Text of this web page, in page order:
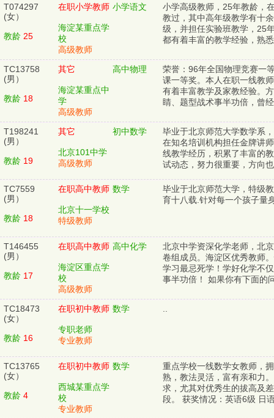
T074297
(女）
教龄 25
在职小学教师
海淀某重点学
校
高级教师
小学语文
小学高级教师，25年教龄，
教过，其中高年级教学有十
级，并担任实验班教学，25
都有着丰富的教学经验，熟
TC13758
(男）
教龄 18
其它
海淀某重点中
学
高级教师
高中物理
荣誉：96年全国物理竞赛一
课一等奖。本人在职一线教
有着丰富教学及家教经验。
睛、题型战术事半功倍，曾
T198241
(男）
教龄 19
其它
北京101中学
高级教师
初中数学
毕业于北京师范大学数学系
在知名培训机构担任金牌讲
线教学经历，积累了丰富的
试动态，努力很重要，方向
TC7559
(男）
教龄 18
在职高中教师
北京十一学校
特级教师
数学
毕业于北京师范大学，特级
育十八载.针对每一个孩子量
T146455
(男）
教龄 17
在职高中教师
海淀区重点学
校
高级教师
高中化学
北京中学资深化学老师，北
卷组成员。海淀区优秀教师
学习最忌死学！学好化学不
事半功倍！ 如果你有下面的
TC18473
(女）
教龄 16
在职初中教师
专职老师
专业教师
数学
TC13765
(女）
教龄 4
在职初中教师
西城某重点学
校
专业教师
数学
重点学校一线数学女教师，
熟，教法灵活，富有亲和力
求，尤其对优秀生的拔高及
段。 获奖情况：英语6级 日